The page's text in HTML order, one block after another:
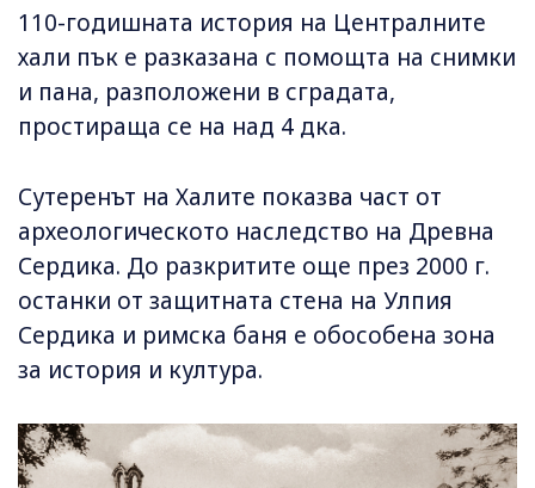
110-годишната история на Централните
хали пък е разказана с помощта на снимки
и пана, разположени в сградата,
простираща се на над 4 дка.
Сутеренът на Халите показва част от
археологическото наследство на Древна
Сердика. До разкритите още през 2000 г.
останки от защитната стена на Улпия
Сердика и римска баня е обособена зона
за история и култура.